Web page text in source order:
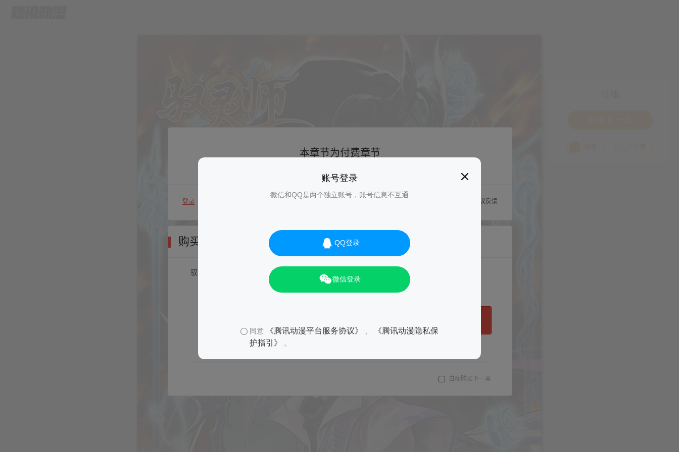
账号登录
微信和QQ是两个独立账号，账号信息不互通
QQ登录
微信登录
同意 《腾讯动漫平台服务协议》
《腾讯动漫隐私保
护指引》
。